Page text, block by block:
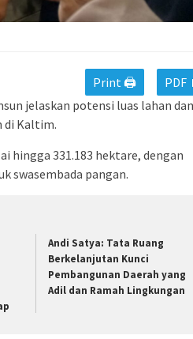
Print 🖨
PDF
jelaskan potensi luas lahan dan
di Kaltim.
hingga 331.183 hektare, dengan
swasembada pangan.
Andi Satya: Tata Ruang
Berkelanjutan Kunci
Pembangunan Daerah yang
Adil dan Ramah Lingkungan